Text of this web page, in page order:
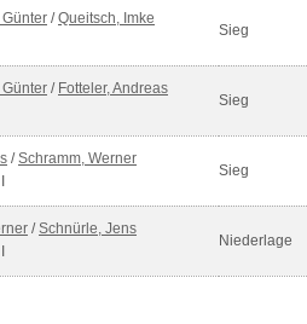
Günter /Queitsch, Imke
Sieg
Günter / Fotteler, Andreas
Sieg
/Schramm, Werner
Sieg
/Schnürle, Jens
Niederlage